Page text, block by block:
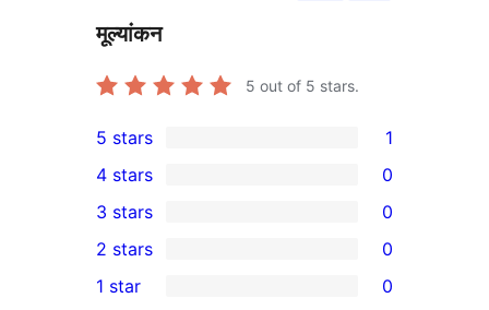
मूल्यांकन
5 out of 5 stars.
1
5-
star
review
5 stars 1
4-
star
reviews
4 stars 0
0
3-
star
3 stars 0
2-
2 stars 0
1 star 0